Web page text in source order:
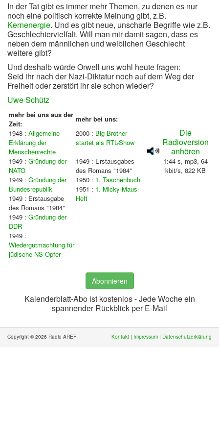
In der Tat gibt es immer mehr Themen, zu denen es nur
noch eine politisch korrekte Meinung gibt, z.B.
Kernenergie. Und es gibt neue, unscharfe Begriffe wie z.B.
Geschlechtervielfalt. Will man mir damit sagen, dass es
neben dem männlichen und weiblichen Geschlecht
weitere gibt?
Und deshalb würde Orwell uns wohl heute fragen:
Seid ihr nach der Nazi-Diktatur noch auf dem Weg der
Freiheit oder zerstört ihr sie schon wieder?
Uwe Schütz
mehr bei uns aus der
Zeit:
mehr bei uns:
1948 : Allgemeine
Erklärung der
Menschenrechte
1949 : Gründung der
NATO
1949 : Gründung der
Bundesrepublik
1949 : Erstausgabe
des Romans "1984"
1949 : Gründung der
DDR
1949 :
Wiedergutmachtung für
jüdische NS-Opfer
2000 : Big Brother
startet als RTL-Show
1949 : Erstausgabes
des Romans "1984"
1950 : 1. Taschenbuch
1951 : 1. Micky-Maus-
Heft
Die
Radioversion
anhören
1:44 s, mp3, 64
kbit/s, 822 KB
Abonnieren
Kalenderblatt-Abo ist kostenlos - Jede Woche ein
spannender Rückblick per E-Mail
Copyright © 2026 Radio AREF Kontakt | Impressum | Datenschutzerklärung